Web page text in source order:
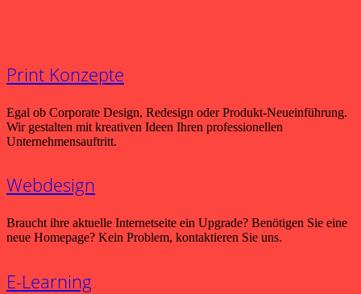
Print Konzepte
Egal ob Corporate Design, Redesign oder Produkt-Neueinführung.
Wir gestalten mit kreativen Ideen Ihren professionellen
Unternehmensauftritt.
Webdesign
Braucht ihre aktuelle Internetseite ein Upgrade? Benötigen Sie eine
neue Homepage? Kein Problem, kontaktieren Sie uns.
E-Learning